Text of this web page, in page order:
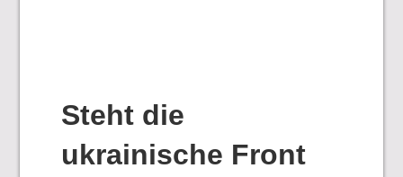
Steht die
ukrainische Front